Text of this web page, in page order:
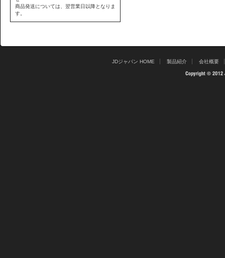
商品発送については、翌営業日以降となりま
す。
JDジャパン HOME 製品紹介 会社概要